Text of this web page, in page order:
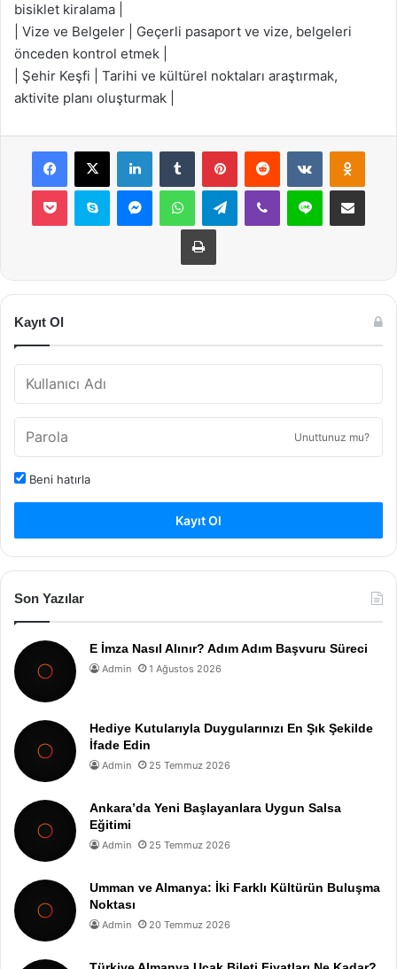
bisiklet kiralama |
| Vize ve Belgeler | Geçerli pasaport ve vize, belgeleri
önceden kontrol etmek |
| Şehir Keşfi | Tarihi ve kültürel noktaları araştırmak,
aktivite planı oluşturmak |
Facebook
X LinkedInTumblr PinterestReddit VKontakte
Pocket Skype MessengerWhatsAppTelegramViber Line E-Posta ile
Yazdır
Kayıt Ol
Unuttunuz mu?
Beni hatırla
Kayıt Ol
Son Yazılar
E İmza Nasıl Alınır? Adım Adım Başvuru Süreci
Admin 1 Ağustos 2026
Hediye Kutularıyla Duygularınızı En Şık Şekilde
İfade Edin
Admin 25 Temmuz 2026
Ankara’da Yeni Başlayanlara Uygun Salsa
Eğitimi
Admin 25 Temmuz 2026
Umman ve Almanya: İki Farklı Kültürün Buluşma
Noktası
Admin 20 Temmuz 2026